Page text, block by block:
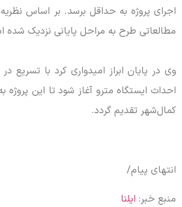
اجرای پروژه به حداقل برسد. بر اساس
مطالعاتی طرح به مراحل پایانی نزدیک شده
وی در پایان ابراز امیدواری کرد با تسریع
احداث ایستگاه مترو آغاز شود تا این
کمال‌شهر تقدیم گردد.
انتهای پیام/
منبع خبر: ایلنا